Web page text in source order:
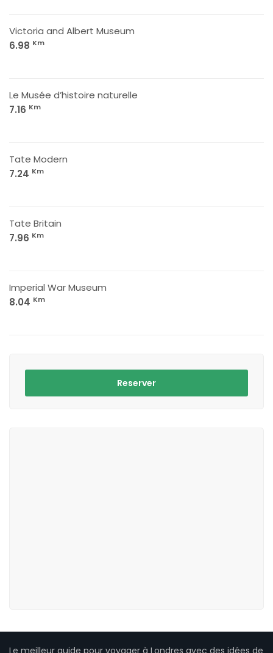
Victoria and Albert Museum
6.98 Km
Le Musée d’histoire naturelle
7.16 Km
Tate Modern
7.24 Km
Tate Britain
7.96 Km
Imperial War Museum
8.04 Km
Reserver
Le meilleur guide pour voyager à Londres avec des idées de